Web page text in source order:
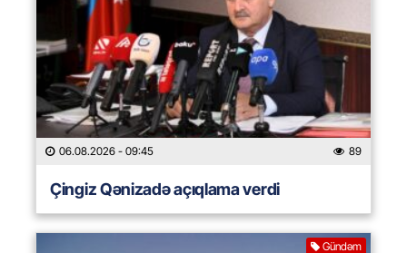
06.08.2026 - 09:45 89
Çingiz Qənizadə açıqlama verdi
Gündəm